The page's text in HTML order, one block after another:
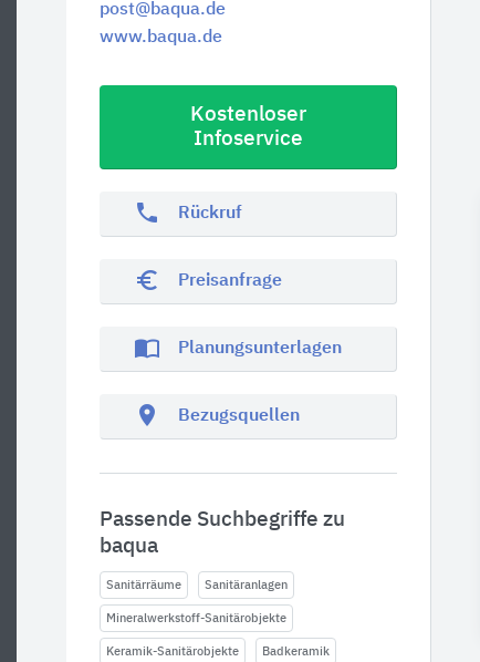
post@baqua.de
www.baqua.de
Kostenloser
Infoservice
phone Rückruf
euro_symbol Preisanfrage
import_contacts Planungsunterlagen
location_on Bezugsquellen
Passende Suchbegriffe zu
baqua
Sanitärräume Sanitäranlagen
Mineralwerkstoff-Sanitärobjekte
Keramik-Sanitärobjekte Badkeramik